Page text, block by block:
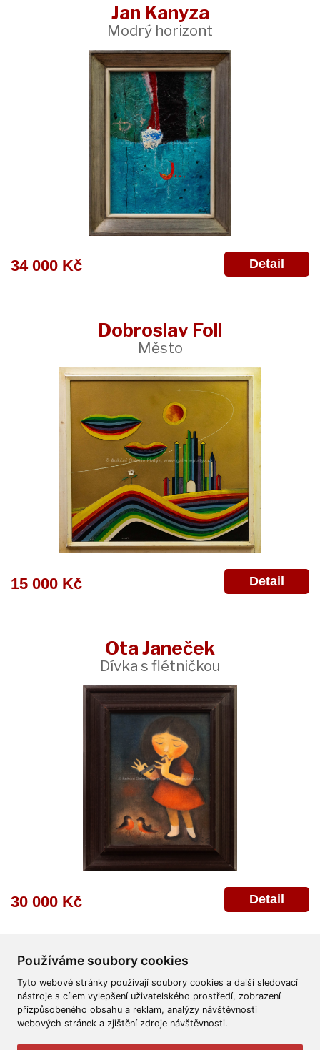
Používáme soubory cookies
Tyto webové stránky používají soubory cookies a další sledovací
nástroje s cílem vylepšení uživatelského prostředí, zobrazení
přizpůsobeného obsahu a reklam, analýzy návštěvnosti
webových stránek a zjištění zdroje návštěvnosti.
Jan Kanyza
Modrý horizont
34 000 Kč Detail
Dobroslav Foll
Město
15 000 Kč Detail
Ota Janeček
Dívka s flétničkou
30 000 Kč Detail
Všeobecné obchodní podmínky Reklamační řád
Ochrana osobních údajů